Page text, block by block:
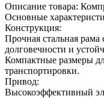
Описание товара:
Основные
Конструкция:
Прочная стальная
долговечности и
Компактные размеры
транспортировки.
Привод:
Высокоэффективный